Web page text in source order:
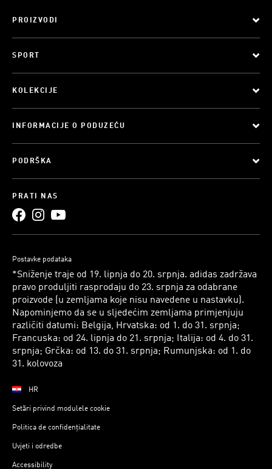
PROIZVODI
SPORT
KOLEKCIJE
INFORMACIJE O PODUZEĆU
PODRŠKA
PRATI NAS
Postavke podataka
*Sniženje traje od 19. lipnja do 20. srpnja. adidas zadržava
pravo produljiti rasprodaju do 23. srpnja za odabrane
proizvode (u zemljama koje nisu navedene u nastavku).
Napominjemo da se u sljedećim zemljama primjenjuju
različiti datumi: Belgija, Hrvatska: od 1. do 31. srpnja;
Francuska: od 24. lipnja do 21. srpnja; Italija: od 4. do 31.
srpnja; Grčka: od 13. do 31. srpnja; Rumunjska: od 1. do
31. kolovoza
HR
Setări privind modulele cookie
Politica de confidențialitate
Uvjeti i odredbe
Accessibility